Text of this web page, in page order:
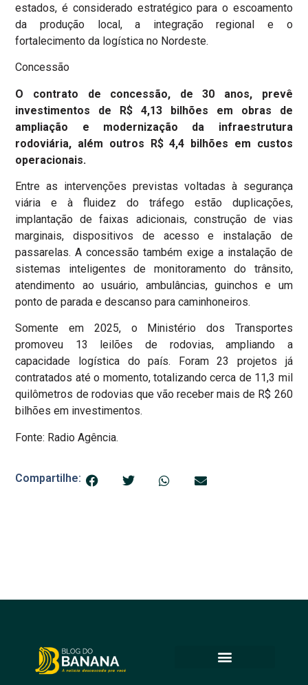
estados, é considerado estratégico para o escoamento
da produção local, a integração regional e o
fortalecimento da logística no Nordeste.
Concessão
O contrato de concessão, de 30 anos, prevê
investimentos de R$ 4,13 bilhões em obras de
ampliação e modernização da infraestrutura
rodoviária, além outros R$ 4,4 bilhões em custos
operacionais.
Entre as intervenções previstas voltadas à segurança
viária e à fluidez do tráfego estão duplicações,
implantação de faixas adicionais, construção de vias
marginais, dispositivos de acesso e instalação de
passarelas. A concessão também exige a instalação de
sistemas inteligentes de monitoramento do trânsito,
atendimento ao usuário, ambulâncias, guinchos e um
ponto de parada e descanso para caminhoneiros.
Somente em 2025, o Ministério dos Transportes
promoveu 13 leilões de rodovias, ampliando a
capacidade logística do país. Foram 23 projetos já
contratados até o momento, totalizando cerca de 11,3 mil
quilômetros de rodovias que vão receber mais de R$ 260
bilhões em investimentos.
Fonte: Radio Agência.
Compartilhe: